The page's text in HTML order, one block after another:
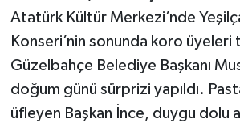
Atatürk Kültür Merkezi’nde
Konseri’nin sonunda koro üyeleri
Güzelbahçe Belediye Başkanı
doğum günü sürprizi yapıldı.
üfleyen Başkan İnce, duygu dolu